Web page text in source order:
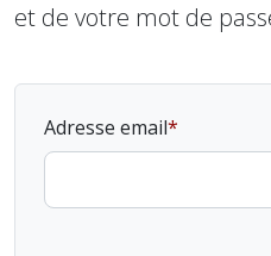
et de votre mot de
Adresse email